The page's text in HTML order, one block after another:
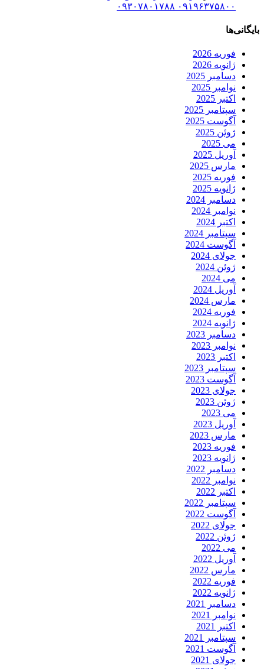
۰۹۱۹۶۳۷۵۸۰۰ ۰۹۳۰۷۸۰۱۷۸۸
بایگانی‌ها
فوریه 2026
ژانویه 2026
دسامبر 2025
نوامبر 2025
اکتبر 2025
سپتامبر 2025
آگوست 2025
ژوئن 2025
می 2025
آوریل 2025
مارس 2025
فوریه 2025
ژانویه 2025
دسامبر 2024
نوامبر 2024
اکتبر 2024
سپتامبر 2024
آگوست 2024
جولای 2024
ژوئن 2024
می 2024
آوریل 2024
مارس 2024
فوریه 2024
ژانویه 2024
دسامبر 2023
نوامبر 2023
اکتبر 2023
سپتامبر 2023
آگوست 2023
جولای 2023
ژوئن 2023
می 2023
آوریل 2023
مارس 2023
فوریه 2023
ژانویه 2023
دسامبر 2022
نوامبر 2022
اکتبر 2022
سپتامبر 2022
آگوست 2022
جولای 2022
ژوئن 2022
می 2022
آوریل 2022
مارس 2022
فوریه 2022
ژانویه 2022
دسامبر 2021
نوامبر 2021
اکتبر 2021
سپتامبر 2021
آگوست 2021
جولای 2021